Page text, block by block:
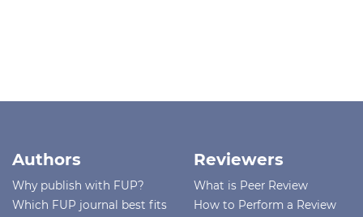
Authors
Why publish with FUP?
Which FUP journal best fits
Reviewers
What is Peer Review
How to Perform a Review